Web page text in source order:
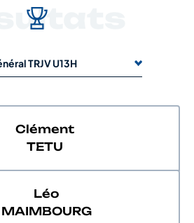
TRJV U13H
Clément
TETU
Léo
MAIMBOURG